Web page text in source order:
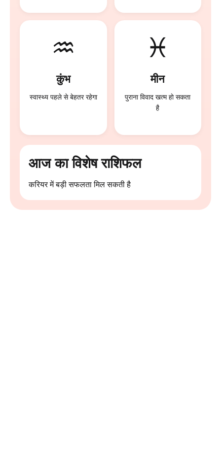
♒
कुंभ
स्वास्थ्य पहले से बेहतर रहेगा
♓
मीन
पुराना विवाद खत्म हो सकता
है
आज का विशेष राशिफल
करियर में बड़ी सफलता मिल सकती है